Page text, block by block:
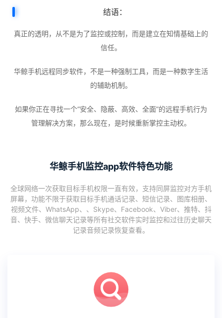
结语：
真正的透明，从不是为了监控或控制，而是建立在知情基础上的
信任。
华鲸手机远程同步软件，不是一种强制工具，而是一种数字生活
的辅助机制。
如果你正在寻找一个“安全、隐蔽、高效、全面”的远程手机行为
管理解决方案，那么现在，是时候重新掌控主动权。
华鲸手机监控app软件特色功能
全球网络一次获取目标手机权限一直有效，支持同屏监控对方手机
屏幕，功能不限于获取目标手机通话记录、短信记录、图库相册、
视频文件、WhatsApp、、Skype、Facebook、Viber、推特、抖
音、快手、微信聊天记录等所有社交软件实时监控和过往历史聊天
记录音频记录恢复查看。